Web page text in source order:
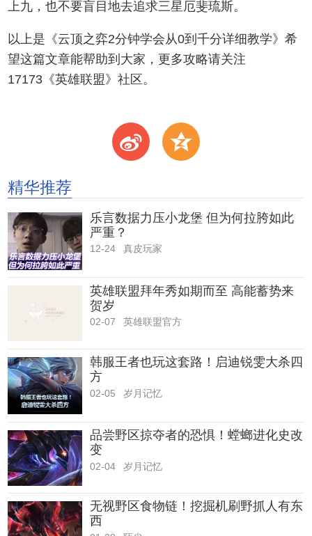
上九，也不要盲目地去追求三星厄斐琉斯。
以上是《云顶之弈2分钟学会从0到千分详细教学》希
望这篇文章能帮助到大家，更多攻略请关注
17173《英雄联盟》社区。
t z
精华推荐
乐言数据力压小龙堡 但为何拉胯如此
严重？
12-24 真皮玩家
英雄联盟拜年秀如期而至 高能蓄势来
贺岁
02-07 英雄联盟官方
韩服王者也玩这套路！启迪锐雯大杀四
方
02-05 岁月记忆
品尝野区掠夺者的恐惧！螳螂进化史改
变
02-04 岁月记忆
无视野区食物链！挖掘机刷野抓人有东
西